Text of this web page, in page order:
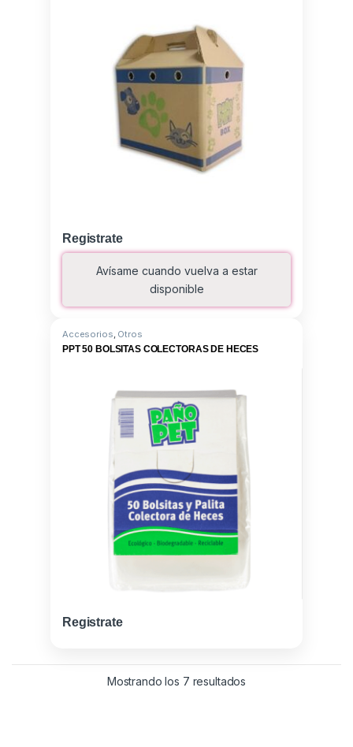
Registrate
Avísame cuando vuelva a estar
disponible
Accesorios, Otros
PPT 50 BOLSITAS COLECTORAS DE HECES
Registrate
Mostrando los 7 resultados